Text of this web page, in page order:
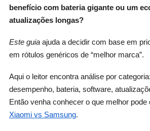
benefício com bateria gigante ou um
atualizações longas?
Este guiaajuda a decidir com base em
em rótulos genéricos de “melhor marca”.
Aqui o leitor encontra análise por
desempenho, bateria, software,
Então venha conhecer o que melhor
Xiaomi vs Samsung.